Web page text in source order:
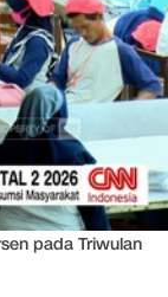
pada Triwulan